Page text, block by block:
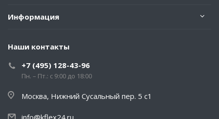
Информация
Наши контакты
+7 (495) 128-43-96
Пн. – Пт.: с 9:00 до 18:00
Москва, Нижний Сусальный пер. 5 с1
info@kflex24.ru